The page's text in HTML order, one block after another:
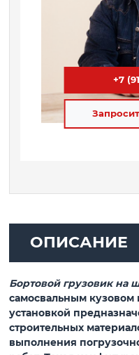
+7
ОПИСАНИЕ
Бортовой грузовик на
самосвальным кузовом
установкой
строительных
выполнения